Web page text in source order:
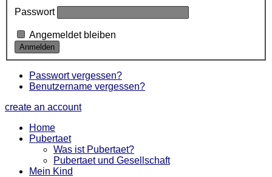
Passwort
Angemeldet bleiben
Passwort vergessen?
Benutzername vergessen?
create an account
Home
Pubertaet
Was ist Pubertaet?
Pubertaet und Gesellschaft
Mein Kind